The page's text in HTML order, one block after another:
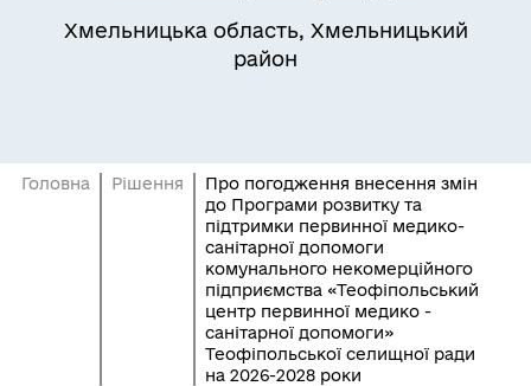
Хмельницька область, Хмельницький
район
Головна Рішення
Про погодження внесення змін
до Програми розвитку та
підтримки первинної медико-
санітарної допомоги
комунального некомерційного
підприємства «Теофіпольський
центр первинної медико -
санітарної допомоги»
Теофіпольської селищної ради
на 2026-2028 роки